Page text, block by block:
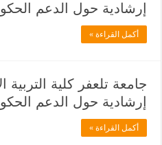
إرشادية حول الدعم
أكمل القراءة »
جامعة تلعفر كلية
إرشادية حول الدعم
أكمل القراءة »